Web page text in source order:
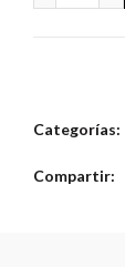
Categorías:
Compartir